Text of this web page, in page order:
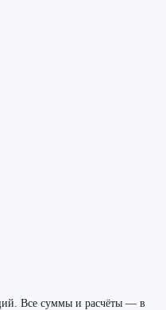
Все суммы и расчёты — в